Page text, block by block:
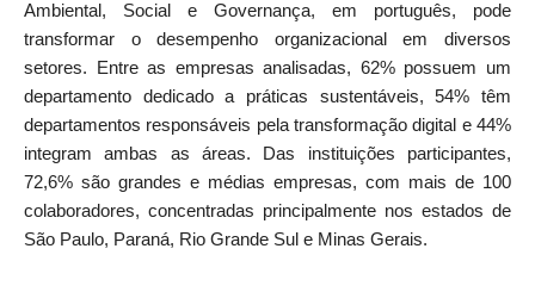
Ambiental, Social e Governança, em português, pode
transformar o desempenho organizacional em diversos
setores. Entre as empresas analisadas, 62% possuem um
departamento dedicado a práticas sustentáveis, 54% têm
departamentos responsáveis pela transformação digital e 44%
integram ambas as áreas. Das instituições participantes,
72,6% são grandes e médias empresas, com mais de 100
colaboradores, concentradas principalmente nos estados de
São Paulo, Paraná, Rio Grande Sul e Minas Gerais.